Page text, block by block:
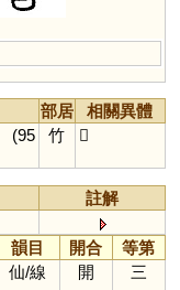
部居
相關異體
(95
竹 𥳭
註解
韻目 開合
等第
仙/線 開 三